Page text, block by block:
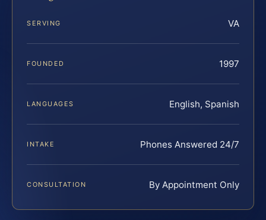
SERVING VA
FOUNDED 1997
LANGUAGES English, Spanish
INTAKE Phones Answered 24/7
CONSULTATION By Appointment Only